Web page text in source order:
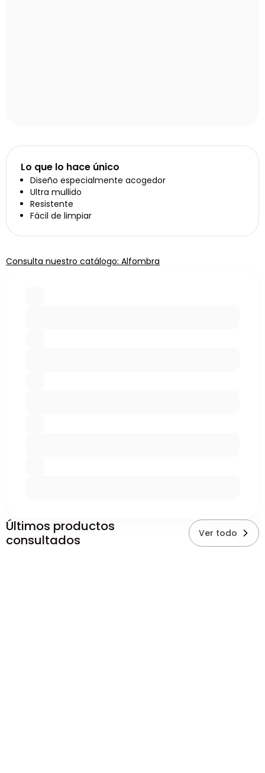
Lo que lo hace único
Diseño especialmente acogedor
Ultra mullido
Resistente
Fácil de limpiar
Consulta nuestro catálogo: Alfombra
Últimos productos
consultados
Ver todo